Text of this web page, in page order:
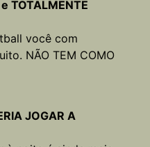
TOTALMENTE
você com
NÃO TEM COMO
JOGAR A